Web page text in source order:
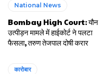
National News
Bombay High Court: यौन
उत्पीड़न मामले में हाईकोर्ट ने पलटा
फैसला, तरुण तेजपाल दोषी करार
कारोबार